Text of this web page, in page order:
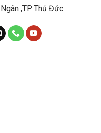
,TP Thủ Đức